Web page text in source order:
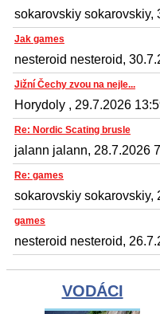
sokarovskiy sokarovskiy,
Jak games
nesteroid nesteroid,
Jižní Čechy zvou na nejle...
Horydoly , 29.7.2026
Re: Nordic Scating brusle
jalann jalann, 28.7.2026
Re: games
sokarovskiy sokarovskiy,
games
nesteroid nesteroid,
VODÁCI